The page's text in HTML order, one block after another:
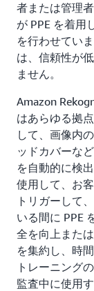
者または管理
が PPE を着用
を行わせてい
は、信頼性が
ません。
Amazon
はあらゆる拠
して、画像内
ッドカバーな
を自動的に検
使用して、お
トリガーして
いる間に PPE
全を向上また
を集約し、時
トレーニング
監査中に使用